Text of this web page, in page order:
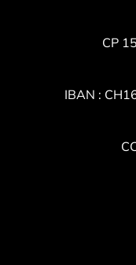
CP
IBAN :